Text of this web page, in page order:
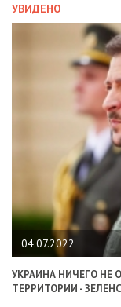
УВИДЕНО
04.07.2022
УКРАИНА НИЧЕГО НЕ
ТЕРРИТОРИИ -